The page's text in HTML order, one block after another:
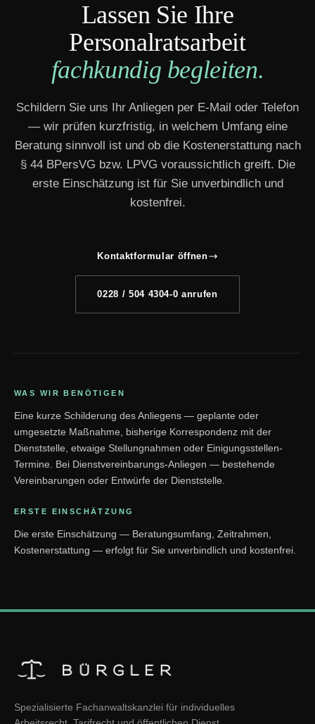
Lassen Sie Ihre
Personalratsarbeit
fachkundig begleiten.
Schildern Sie uns Ihr Anliegen per E-Mail oder Telefon
— wir prüfen kurzfristig, in welchem Umfang eine
Beratung sinnvoll ist und ob die Kostenerstattung nach
§ 44 BPersVG bzw. LPVG voraussichtlich greift. Die
erste Einschätzung ist für Sie unverbindlich und
kostenfrei.
Kontaktformular öffnen
0228 / 504 4304-0 anrufen
WAS WIR BENÖTIGEN
Eine kurze Schilderung des Anliegens — geplante oder
umgesetzte Maßnahme, bisherige Korrespondenz mit der
Dienststelle, etwaige Stellungnahmen oder Einigungsstellen-
Termine. Bei Dienstvereinbarungs-Anliegen — bestehende
Vereinbarungen oder Entwürfe der Dienststelle.
ERSTE EINSCHÄTZUNG
Die erste Einschätzung — Beratungsumfang, Zeitrahmen,
Kostenerstattung — erfolgt für Sie unverbindlich und kostenfrei.
Spezialisierte Fachanwaltskanzlei für individuelles